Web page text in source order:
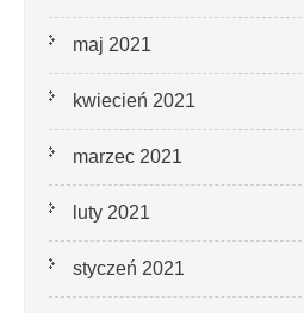
maj 2021
kwiecień 2021
marzec 2021
luty 2021
styczeń 2021